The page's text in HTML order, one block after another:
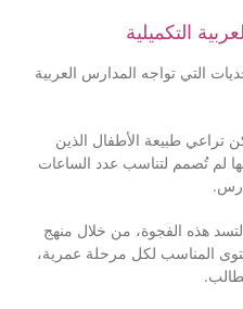
التكميلية
التي تواجه المدارس العربية
تراعي طبيعة الأطفال الذين
لم تُصمم لتناسب عدد الساعات
لتسد هذه الفجوة، من خلال منهج
المناسب لكل مرحلة عمرية،